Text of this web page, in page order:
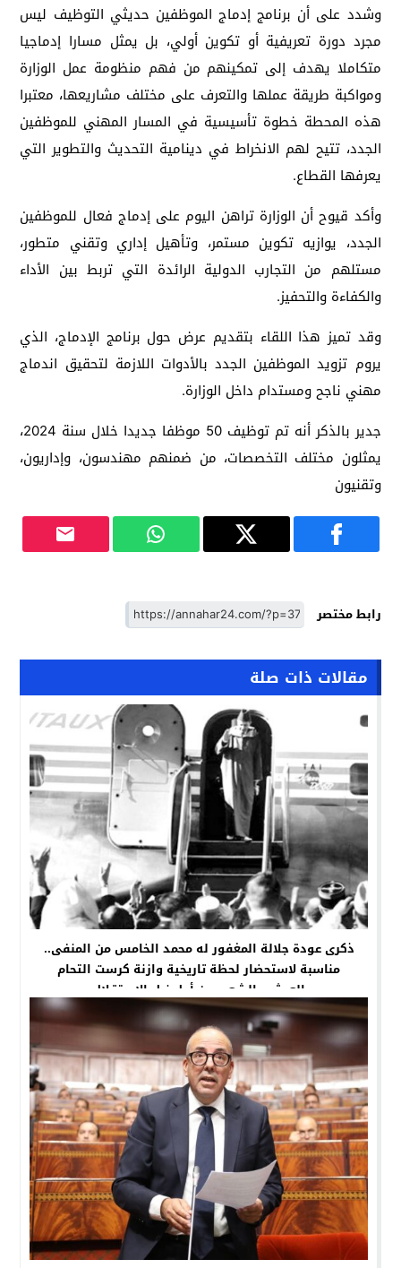
وشدد على أن برنامج إدماج الموظفين حديثي التوظيف ليس
مجرد دورة تعريفية أو تكوين أولي، بل يمثل مسارا إدماجيا
متكاملا يهدف إلى تمكينهم من فهم منظومة عمل الوزارة
ومواكبة طريقة عملها والتعرف على مختلف مشاريعها، معتبرا
هذه المحطة خطوة تأسيسية في المسار المهني للموظفين
الجدد، تتيح لهم الانخراط في دينامية التحديث والتطوير التي
يعرفها القطاع.
وأكد قيوح أن الوزارة تراهن اليوم على إدماج فعال للموظفين
الجدد، يوازيه تكوين مستمر، وتأهيل إداري وتقني متطور،
مستلهم من التجارب الدولية الرائدة التي تربط بين الأداء
والكفاءة والتحفيز.
وقد تميز هذا اللقاء بتقديم عرض حول برنامج الإدماج، الذي
يروم تزويد الموظفين الجدد بالأدوات اللازمة لتحقيق اندماج
مهني ناجح ومستدام داخل الوزارة.
جدير بالذكر أنه تم توظيف 50 موظفا جديدا خلال سنة 2024،
يمثلون مختلف التخصصات، من ضمنهم مهندسون، وإداريون،
وتقنيون
رابط مختصر
مقالات ذات صلة
ذكرى عودة جلالة المغفور له محمد الخامس من المنفى..
مناسبة لاستحضار لحظة تاريخية وازنة كرست التحام
العرش والشعب من أجل نيل الاستقلال